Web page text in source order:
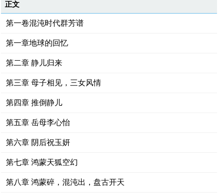
正文
第一卷混沌时代群芳谱
第一章地球的回忆
第二章 静儿归来
第三章 母子相见，三女风情
第四章 推倒静儿
第五章 岳母李心怡
第六章 阴后祝玉妍
第七章 鸿蒙天狐空幻
第八章 鸿蒙碎，混沌出，盘古开天